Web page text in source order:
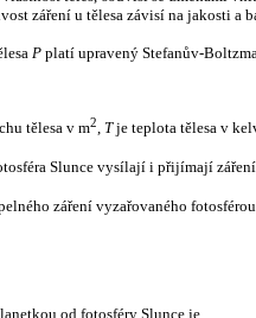
záření u tělesa závisí na jakosti a
P platí upravený Stefanův-
tělesa v m2, Tje teplota tělesa v
Slunce vysílají i přijímají
záření vyzařovaného
od fotosféry Slunce je